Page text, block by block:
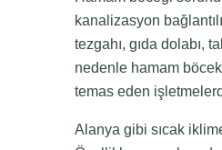
kanalizasyon
tezgahı, gıda dolabı,
nedenle hamam
temas eden
Alanya gibi sıcak